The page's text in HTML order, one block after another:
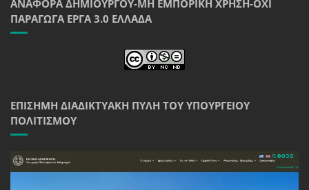
ΑΝΑΦΟΡΆ ΔΗΜΙΟΥΡΓΟΎ-ΜΗ ΕΜΠΟΡΙΚΉ ΧΡΉΣΗ-ΌΧΙ
ΠΑΡΆΓΩΓΑ ΈΡΓΑ 3.0 ΕΛΛΆΔΑ
ΕΠΊΣΗΜΗ ΔΙΑΔΙΚΤΥΑΚΉ ΠΎΛΗ ΤΟΥ ΥΠΟΥΡΓΕΊΟΥ
ΠΟΛΙΤΙΣΜΟΎ